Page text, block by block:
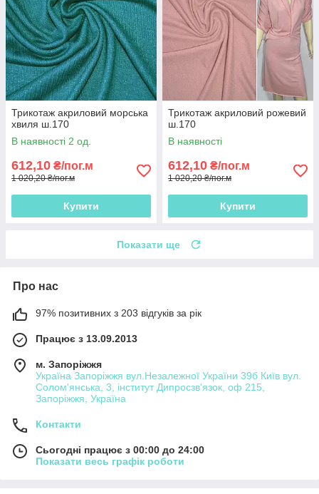
Трикотаж акриловий морська
хвиля ш.170
В наявності 2 од.
612,10 ₴/пог.м
1 020,20 ₴/пог.м
Купити
Трикотаж акриловий рожевий
ш.170
В наявності
612,10 ₴/пог.м
1 020,20 ₴/пог.м
Купити
Показати ще
Про нас
97% позитивних з 203 відгуків за рік
Працює з 13.09.2013
м. Запоріжжя
Україна Запоріжжя вул.Незалежної України 39б Київ вул.
Солом'янська, 3, інститут Дипросзв'язок, оф 215,
Запоріжжя, Україна
Контакти
Сьогодні працює з 00:00 до 24:00
Показати весь графік роботи